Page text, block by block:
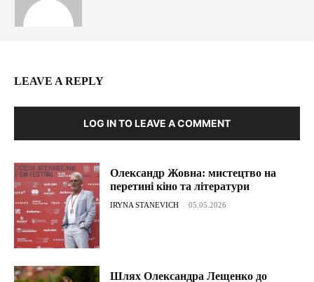
LEAVE A REPLY
LOG IN TO LEAVE A COMMENT
Олександр Жовна: мистецтво на
перетині кіно та літератури
IRYNA STANEVICH - 05.05.2026
Шлях Олександра Лещенко до